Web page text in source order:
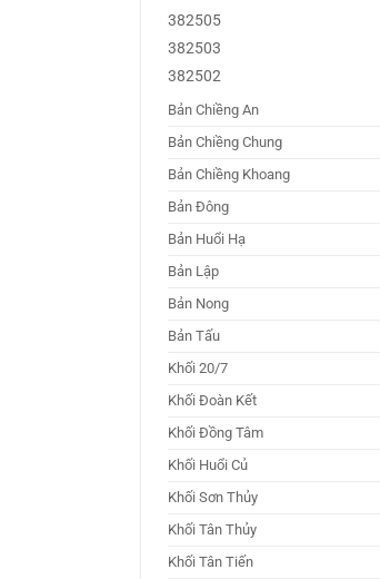
382505
382503
382502
Bản Chiềng An
Bản Chiềng Chung
Bản Chiềng Khoang
Bản Đông
Bản Huổi Hạ
Bản Lập
Bản Nong
Bản Tấu
Khối 20/7
Khối Đoàn Kết
Khối Đồng Tâm
Khối Huổi Củ
Khối Sơn Thủy
Khối Tân Thủy
Khối Tân Tiến